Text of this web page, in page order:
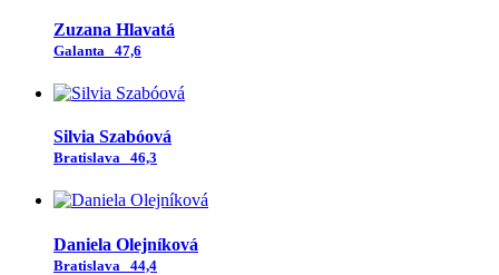
Zuzana Hlavatá
Galanta 47,6
Silvia Szabóová
Bratislava 46,3
Daniela Olejníková
Bratislava 44,4